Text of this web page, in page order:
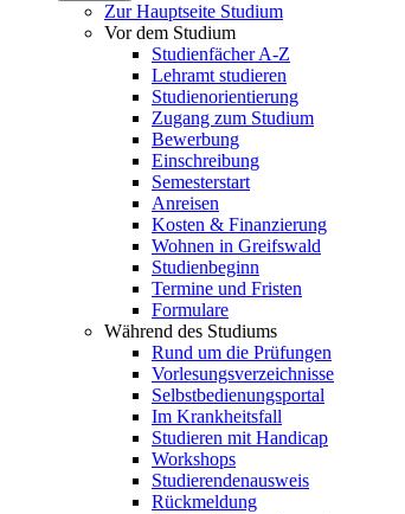
Zur Hauptseite Studium
Vor dem Studium
Studienfächer A-Z
Lehramt studieren
Studienorientierung
Zugang zum Studium
Bewerbung
Einschreibung
Semesterstart
Anreisen
Kosten & Finanzierung
Wohnen in Greifswald
Studienbeginn
Termine und Fristen
Formulare
Während des Studiums
Rund um die Prüfungen
Vorlesungsverzeichnisse
Selbstbedienungsportal
Im Krankheitsfall
Studieren mit Handicap
Workshops
Studierendenausweis
Rückmeldung